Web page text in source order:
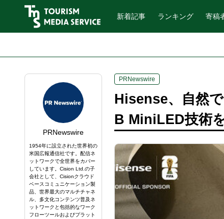
新着記事 ランキング 寄稿
PRNewswire
1954年に設立された世界初の
米国広報通信社です。配信ネ
ットワークで全世界をカバー
しています。Cision Ltd.の子
会社として、Cisionクラウド
ベースコミュニケーション製
品、世界最大のマルチチャネ
ル、多文化コンテンツ普及ネ
ットワークと包括的なワーク
フローツールおよびプラット
PRNewswire
Hisense、自然
B MiniLED技術